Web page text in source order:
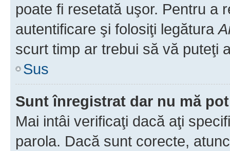
poate fi resetată uşor. Pentru a
autentificare şi folosiţi legătura
scurt timp ar trebui să vă puteţi
Sus
Sunt înregistrat dar nu mă
Mai intâi verificaţi dacă aţi
parola. Dacă sunt corecte,